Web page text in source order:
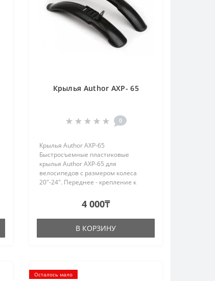
Крылья Author AXP- 65
0
Крылья Author AXP-65
Быстросъемные пластиковые
крылья Author AXP-65 для
велосипедов с размером колеса
20"-24". Переднее - крепление к
вилки, заднее - крепление к
перемычке между задними перьями
и подседельной трубе. ..
4 000₸
В КОРЗИНУ
Осталось мало